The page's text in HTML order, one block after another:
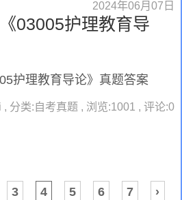
2024年06月07日
03005护理教育导
护理教育导论》真题答案
, 分类:自考真题 , 浏览:1001 , 评论:0
3 4 5 6 7 ›